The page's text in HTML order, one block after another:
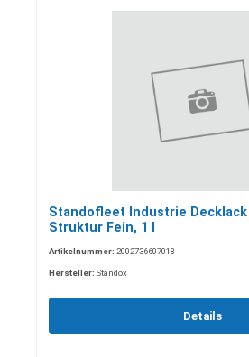
Standofleet Industrie Decklack
Struktur Fein, 1 l
Artikelnummer: 2002736607018
Hersteller: Standox
Details